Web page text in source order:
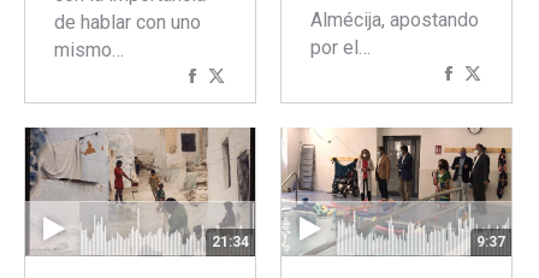
de hablar con uno
mismo…
Compartir
con
Facebook
con
Twitter
Almécija, apostando
por el…
Compartir
concon
21:34 9:37